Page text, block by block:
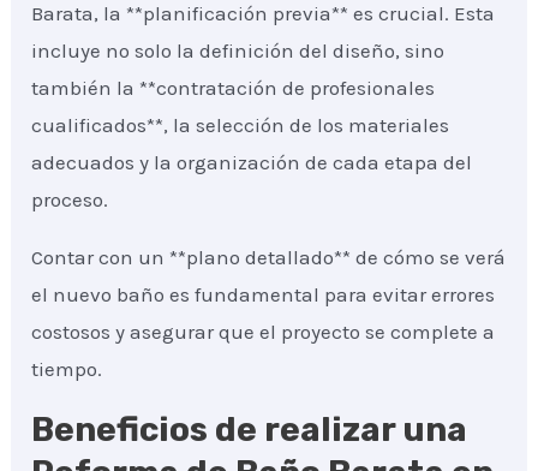
Barata, la **planificación previa** es crucial. Esta
incluye no solo la definición del diseño, sino
también la **contratación de profesionales
cualificados**, la selección de los materiales
adecuados y la organización de cada etapa del
proceso.
Contar con un **plano detallado** de cómo se verá
el nuevo baño es fundamental para evitar errores
costosos y asegurar que el proyecto se complete a
tiempo.
Beneficios de realizar una